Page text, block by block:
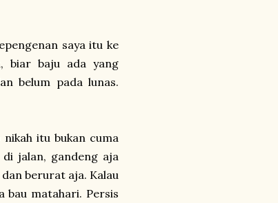
saya itu ke
biar baju ada yang
belum pada lunas.
itu bukan cuma
jalan, gandeng aja
berurat aja. Kalau
bau matahari. Persis